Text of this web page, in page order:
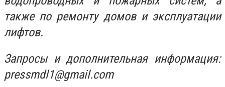
также по ремонту домов и эксплуатации
лифтов.
Запросы и дополнительная информация:
pressmdl1@gmail.com